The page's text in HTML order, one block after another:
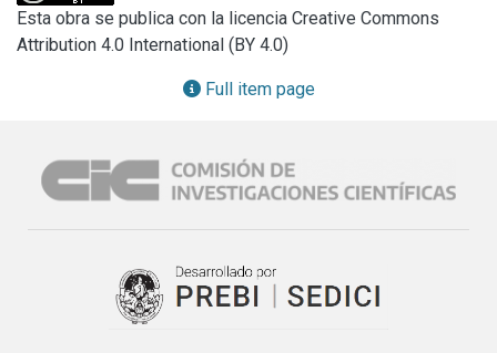
Esta obra se publica con la licencia Creative Commons
Attribution 4.0 International (BY 4.0)
Full item page